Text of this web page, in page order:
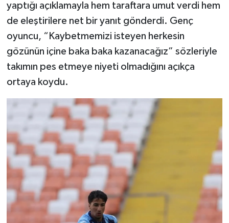
yaptığı açıklamayla hem taraftara umut verdi hem
de eleştirilere net bir yanıt gönderdi. Genç
oyuncu, “Kaybetmemizi isteyen herkesin
gözünün içine baka baka kazanacağız” sözleriyle
takımın pes etmeye niyeti olmadığını açıkça
ortaya koydu.